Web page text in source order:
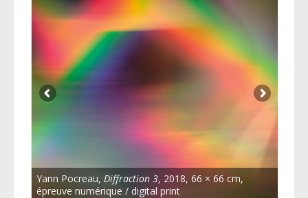
Yann Pocreau, Diffraction 3, 2018, 66 × 66 cm,
épreuve numérique / digital print